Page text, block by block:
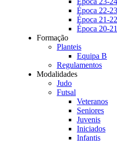
Época 22-23
Época 21-22
Época 20-21
Formação
Planteis
Equipa B
Regulamentos
Modalidades
Judo
Futsal
Veteranos
Seniores
Juvenis
Iniciados
Infantis